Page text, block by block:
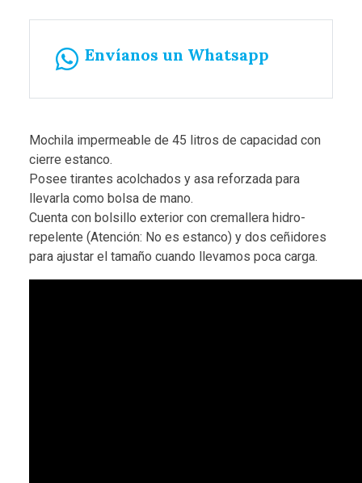
Envíanos un Whatsapp
Mochila impermeable de 45 litros de capacidad con
cierre estanco.
Posee tirantes acolchados y asa reforzada para
llevarla como bolsa de mano.
Cuenta con bolsillo exterior con cremallera hidro-
repelente (Atención: No es estanco) y dos ceñidores
para ajustar el tamaño cuando llevamos poca carga.